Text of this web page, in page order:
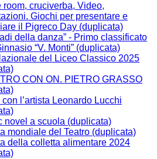
room, cruciverba, Video,
Giochi per presentare e
il Pigreco Day (duplicata)
della danza” - Primo classificato
“V. Monti” (duplicata)
del Liceo Classico 2025
CON ON. PIETRO GRASSO
con l’artista Leonardo Lucchi
novel a scuola (duplicata)
mondiale del Teatro (duplicata)
della colletta alimentare 2024